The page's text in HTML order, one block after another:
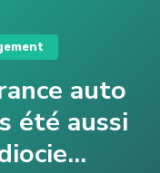
auto
été aussi